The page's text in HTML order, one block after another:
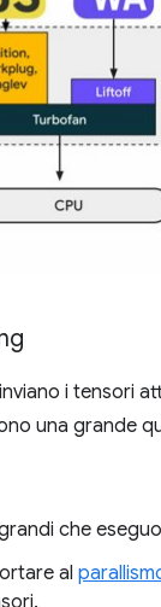
i tensori
una grande
che
al